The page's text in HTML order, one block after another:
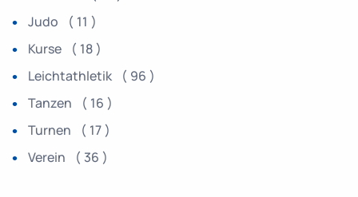
Judo ( 11 )
Kurse ( 18 )
Leichtathletik ( 96 )
Tanzen ( 16 )
Turnen ( 17 )
Verein ( 36 )